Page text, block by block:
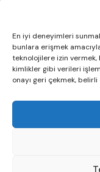
En iyi deneyimleri
bunlara erişmek
teknolojilere izin vermek,
kimlikler gibi verileri
onayı geri çekmek,
Bölgesel Zayıflama
Botoks